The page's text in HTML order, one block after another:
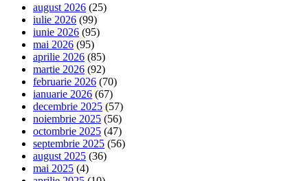
august 2026 (25)
iulie 2026 (99)
iunie 2026 (95)
mai 2026 (95)
aprilie 2026 (85)
martie 2026 (92)
februarie 2026 (70)
ianuarie 2026 (67)
decembrie 2025 (57)
noiembrie 2025 (56)
octombrie 2025 (47)
septembrie 2025 (56)
august 2025 (36)
mai 2025 (4)